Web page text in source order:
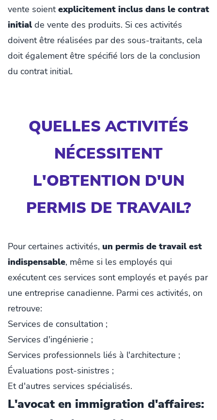
vente soientexplicitement inclus dans le contrat
initial de vente des produits. Si ces activités
doivent être réalisées par des sous-traitants, cela
doit également être spécifié lors de la conclusion
du contrat initial.
QUELLES ACTIVITÉS
NÉCESSITENT
L'OBTENTION D'UN
PERMIS DE TRAVAIL?
Pour certaines activités, un permis de travail est
indispensable, même si les employés qui
exécutent ces services sont employés et payés par
une entreprise canadienne. Parmi ces activités, on
retrouve:
Services de consultation ;
Services d'ingénierie ;
Services professionnels liés à l'architecture ;
Évaluations post-sinistres ;
Et d'autres services spécialisés.
L'avocat en immigration d'affaires: